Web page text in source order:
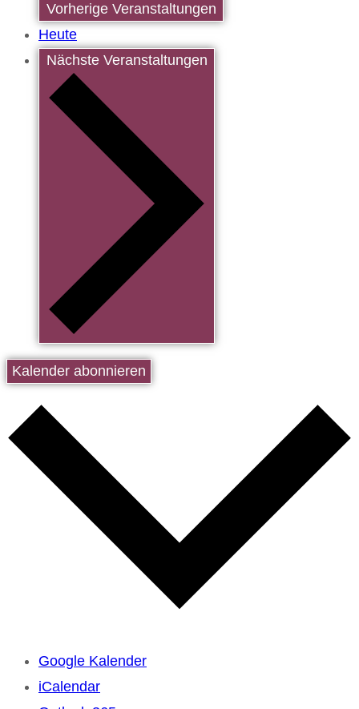
Vorherige Veranstaltungen
Heute
Nächste Veranstaltungen
Kalender abonnieren
Google Kalender
iCalendar